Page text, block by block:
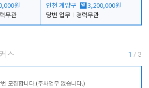
원
무관
인천 계양구 월 3,200,000원
당번 업무
경력무관
스 1 / 3
모집합니다.(주차업무 없습니다.)